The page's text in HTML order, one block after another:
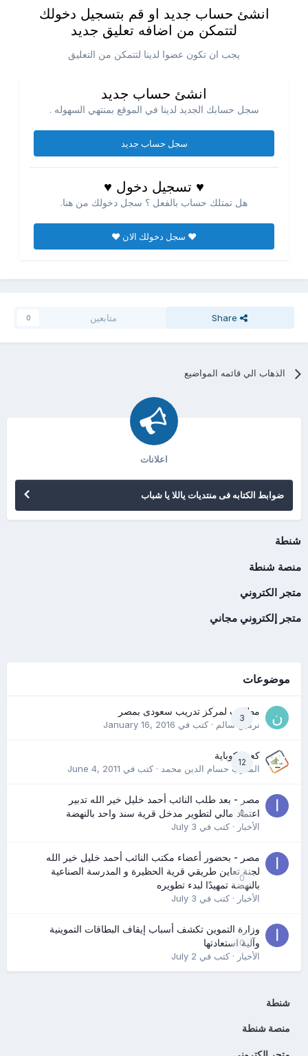
انشئ حساب جديد او قم بتسجيل دخولك
لتتمكن من اضافه تعليق جديد
يجب ان تكون عضوا لدينا لتتمكن من التعليق
انشئ حساب جديد
سجل حسابك الجديد لدينا في الموقع بمنتهي السهوله .
سجل حساب جديد
♥ تسجيل دخول ♥
هل تمتلك حساب بالفعل ؟ سجل دخولك من هنا.
♥ سجل دخولك الان ♥
Share متابعين 0
الذهاب الي قائمه المواضيع
اعلانات
ضوابط الكتابه فى منتديات ياللا يا شباب
شنطة
منصة شنطة
متجر الكتروني
متجر إلكتروني مجاني
موضوعات
3
مطلوب لمركز تدريب سعودى بمصر
نرمين سالم· كتب في January 16, 2016
12
كعب كوباية
المدرب حسام الدين محمد· كتب في June 4, 2011
0
مصر - بعد طلب النائب أحمد خليل خير الله تدبير
اعتماد مالي لتطوير مدخل قرية سند واحد بالنهضة
الأخبار· كتب في July 3
0
مصر - بحضور أعضاء مكتب النائب أحمد خليل خير الله
لجنة تعاين طريقي قرية الحظيرة و المدرسة الصناعية
بالنهضة تمهيدًا لبدء تطويره
الأخبار· كتب في July 3
0
وزارة التموين تكشف أسباب إيقاف البطاقات التموينية
وآلية استعادتها
الأخبار· كتب في July 2
شنطة
منصة شنطة